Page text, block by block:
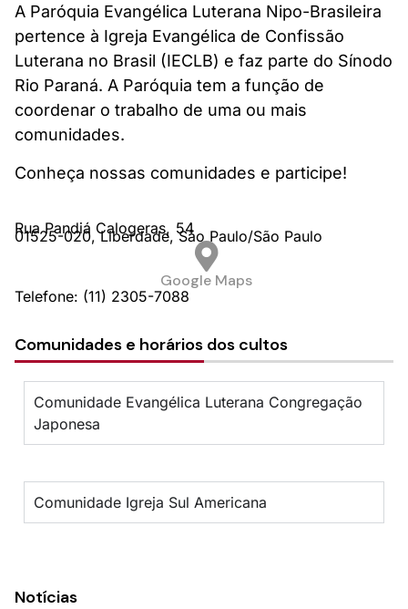
A Paróquia Evangélica Luterana Nipo-Brasileira
pertence à Igreja Evangélica de Confissão
Luterana no Brasil (IECLB) e faz parte do Sínodo
Rio Paraná. A Paróquia tem a função de
coordenar o trabalho de uma ou mais
comunidades.
Conheça nossas comunidades e participe!
Rua Pandiá Calogeras, 54
01525-020, Liberdade, São Paulo/São Paulo
Google Maps
Telefone: (11) 2305-7088
Comunidades e horários dos cultos
Comunidade Evangélica Luterana Congregação
Japonesa
Comunidade Igreja Sul Americana
Notícias